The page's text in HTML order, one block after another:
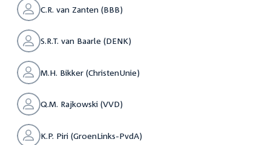
C.R. van Zanten (BBB)
S.R.T. van Baarle (DENK)
M.H. Bikker (ChristenUnie)
Q.M. Rajkowski (VVD)
K.P. Piri (GroenLinks-PvdA)